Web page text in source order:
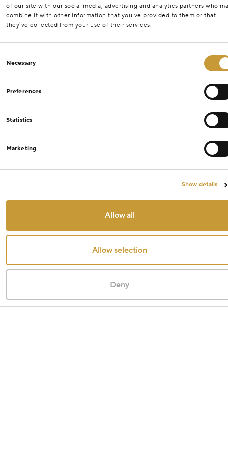
of our site with our social media, advertising and analytics partners who
combine it with other information that you’ve provided to them or that
they’ve collected from your use of their services.
Selection
Necessary
Preferences
Statistics
Marketing
Show details
Allow all
Allow selection
Deny